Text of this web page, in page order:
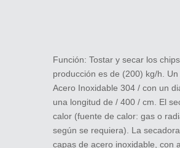
Función: Tostar y secar los
producción es de (200) kg/h.
Acero Inoxidable 304 / con un
una longitud de / 400 / cm. El
calor (fuente de calor: gas o
según se requiera). La
capas de acero inoxidable, con